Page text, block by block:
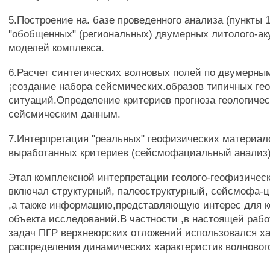
5.Построение на. базе проведенного анализа (пункты
"обобщенных" (региональных) двумерных литолого-
моделей комплекса.
6.Расчет синтетических волновых полей по
¡создание набора сейсмических.образов типичных
ситуаций.Определение критериев прогноза
сейсмическим данным.
7.Интерпретация "реальных" геофизических
выработанных критериев (сейсмофациальный
Этап комплексной интерпретации геолого-
включал структурный, палеоструктурный,
,а также информацию,представляющую интерес для
объекта исследований.В частности ,в настоящей
задач ПГР верхнеюрских отложений использовался
распределения динамических характеристик